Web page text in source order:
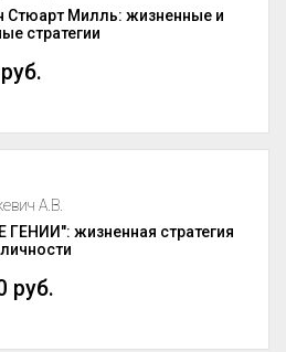
Милль: жизненные и
стратегии
А.В.
ГЕНИИ": жизненная стратегия
руб.